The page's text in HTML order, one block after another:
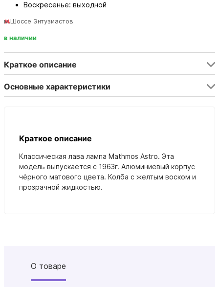
Воскресенье: выходной
м.Шоссе Энтузиастов
в наличии
Краткое описание
Основные характеристики
Краткое описание
Классическая лава лампа Mathmos Astro. Эта
модель выпускается с 1963г. Алюминиевый корпус
чёрного матового цвета. Колба с желтым воском и
прозрачной жидкостью.
О товаре